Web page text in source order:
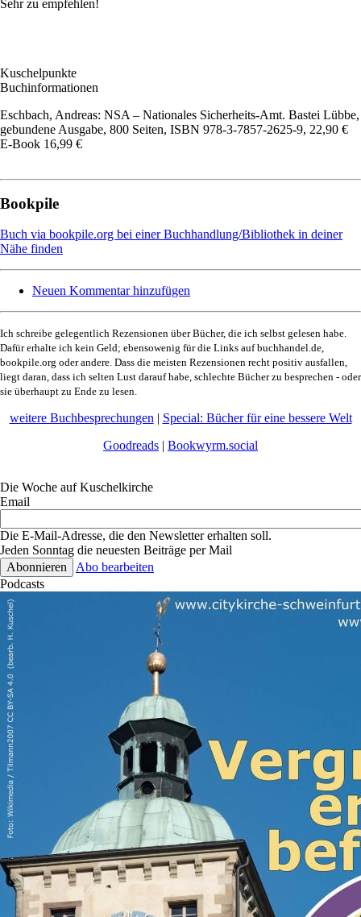
Sehr zu empfehlen!
Kuschelpunkte
Buchinformationen
Eschbach, Andreas: NSA – Nationales Sicherheits-Amt. Bastei Lübbe,
gebundene Ausgabe, 800 Seiten, ISBN 978-3-7857-2625-9, 22,90 €
E-Book 16,99 €
Bookpile
Buch via bookpile.org bei einer Buchhandlung/Bibliothek in deiner
Nähe finden
Neuen Kommentar hinzufügen
Ich schreibe gelegentlich Rezensionen über Bücher, die ich selbst gelesen habe.
Dafür erhalte ich kein Geld; ebensowenig für die Links auf buchhandel.de,
bookpile.org oder andere. Dass die meisten Rezensionen recht positiv ausfallen,
liegt daran, dass ich selten Lust darauf habe, schlechte Bücher zu besprechen - oder
sie überhaupt zu Ende zu lesen.
weitere Buchbesprechungen | Special: Bücher für eine bessere Welt
Goodreads | Bookwyrm.social
Die Woche auf Kuschelkirche
Email
Die E-Mail-Adresse, die den Newsletter erhalten soll.
Jeden Sonntag die neuesten Beiträge per Mail
Abo bearbeiten
Podcasts